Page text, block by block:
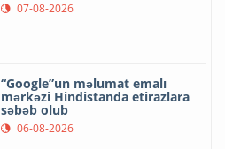
07-08-2026
“Google”un məlumat emalı
mərkəzi Hindistanda etirazlara
səbəb olub
06-08-2026